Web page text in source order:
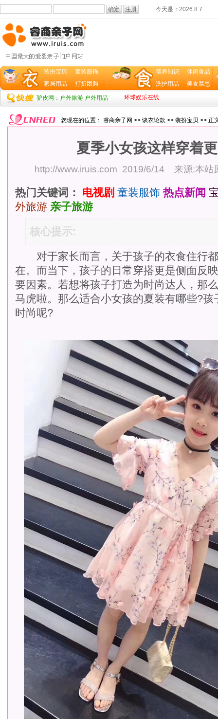
今天是： 2026.8.7
装扮宝贝
童装服饰
家居用品
打折团购
喂养知识
休闲食品
洗护用品
美食禁忌
驴皮网：户外旅游 户外用品 环球娱乐在线
您现在的位置： 睿商亲子网 >> 谈衣论款 >> 装扮宝贝 >> 正
夏季小女孩这样穿着
http://www.iruis.com 2019/6/14 来源:本
热门关键词： 电视剧 童装服饰 热点新闻
外旅游 亲子旅游
核心提示:
对于家长而言，关于孩子的衣食住行都
在。而当下，孩子的日常穿搭更是侧面反
要因素。若想将孩子打造为时尚达人，那
马虎啦。那么适合小女孩的夏装有哪些?孩
时尚呢?